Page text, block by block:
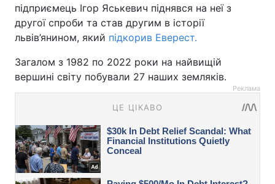
підприємець Ігор Яськевич піднявся на неї з
другої спроби та став другим в історії
львів’янином, який підкорив Еверест.
Загалом з 1982 по 2022 роки на найвищій
вершині світу побували 27 наших земляків.
Реклама